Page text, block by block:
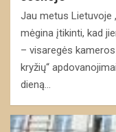
Jau metus Lietuvoje
mėgina įtikinti, kad
– visaregės kameros
kryžių“
dieną…